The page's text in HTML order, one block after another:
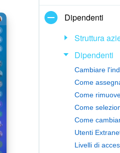
Dipendenti
Struttura
Dipendenti
Cambiare
Come
Come
Utenti
Livelli di